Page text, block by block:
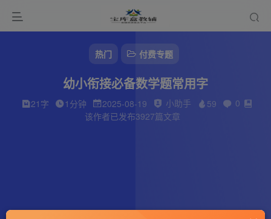
热门 付费专题
幼小衔接必备数学题常用字
21字 1分钟 2025-08-19 小助手 59
0
该作者已发布3927篇文章